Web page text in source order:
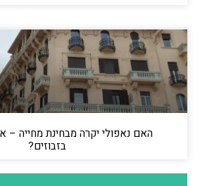
האם נאפולי יקרה מבחינת מחייה –
בזבוזים?